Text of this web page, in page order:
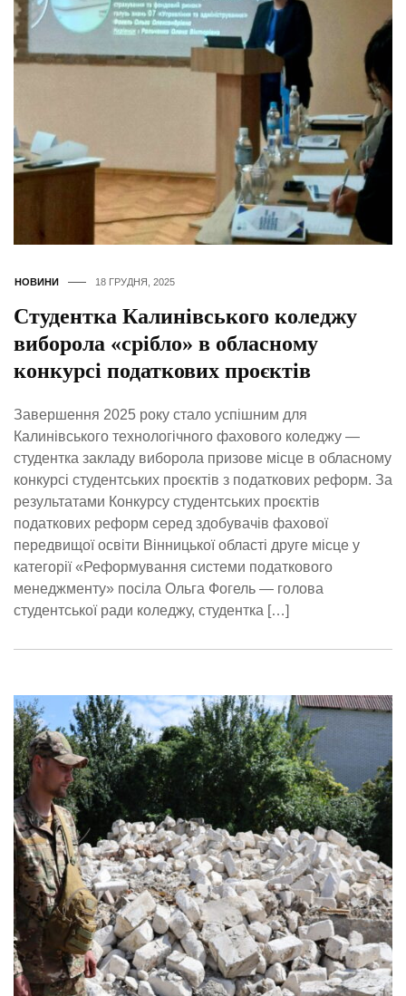
НОВИНИ 18 ГРУДНЯ, 2025
Студентка Калинівського коледжу
виборола «срібло» в обласному
конкурсі податкових проєктів
Завершення 2025 року стало успішним для
Калинівського технологічного фахового коледжу —
студентка закладу виборола призове місце в обласному
конкурсі студентських проєктів з податкових реформ. За
результатами Конкурсу студентських проєктів
податкових реформ серед здобувачів фахової
передвищої освіти Вінницької області друге місце у
категорії «Реформування системи податкового
менеджменту» посіла Ольга Фогель — голова
студентської ради коледжу, студентка […]